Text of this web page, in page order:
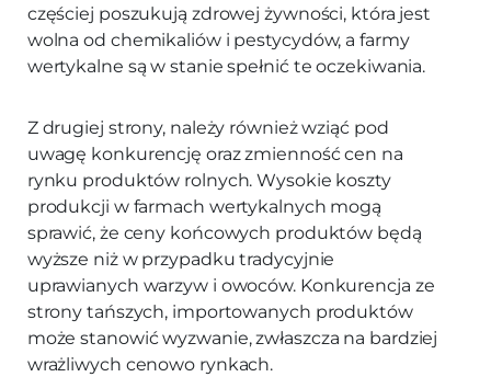
częściej poszukują zdrowej żywności, która jest
wolna od chemikaliów i pestycydów, a farmy
wertykalne są w stanie spełnić te oczekiwania.
Z drugiej strony, należy również wziąć pod
uwagę konkurencję oraz zmienność cen na
rynku produktów rolnych. Wysokie koszty
produkcji w farmach wertykalnych mogą
sprawić, że ceny końcowych produktów będą
wyższe niż w przypadku tradycyjnie
uprawianych warzyw i owoców. Konkurencja ze
strony tańszych, importowanych produktów
może stanowić wyzwanie, zwłaszcza na bardziej
wrażliwych cenowo rynkach.